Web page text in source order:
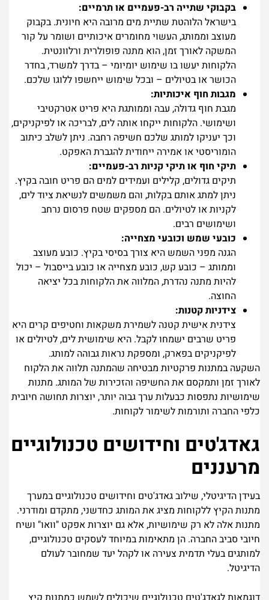
בקבוקי שתייה רב-פעמיים או תרמיים:
בישראל הלוהטת שתיית מים מרובה היא חיונית. בקבוק
מעוצב וממותג, העשוי מחומרים איכותיים ושומר על קור
המשקה לאורך זמן, הוא מתנה פופולרית ורלוונטית.
הלקוחות יעשו בו שימוש יומיומי – בדרך למשרד, בחדר
הכושר או בטיולים – ובכל שימוש ייחשפו ללוגו שלכם.
מגבות חוף איכותיות:
מגבת חוף גדולה, עבה וממותגת היא פריט אטרקטיבי
ושימושי. הלקוחות ייקחו אותה לים, לבריכה או לפיקניקים,
וכך יעניקו למותג שלכם חשיפה רחבה. ניתן לשלב כיתוב
הומוריסטי או אמירה ייחודית להגברת האפקט.
תיקי חוף או תיקי קניות רב-פעמיים:
תיקים גדולים, קלילים ועמידים למים הם פריט חובה בקיץ.
ניתן למתג אותם בקלות, והם משמשים לנשיאת ציוד לים,
לקניות או לטיולים. הם מספקים שטח פרסום נרחב
ושימושים רבים.
כובעי שמש וכובעי מצחייה:
הגנה מפני השמש היא צורך בסיסי בקיץ. כובע מעוצב
וממותג – כובע קש, כובע מצחייה או כובע בייסבול – יכול
להיות מתנה נהדרת, המלווה את הלקוחות בכל יציאה
החוצה.
צידניות קטנות:
צידנית אישית קטנה לשמירת משקאות וחטיפים קרים היא
פריט שרבים ישמחו לקבל. היא שימושית לים, לטיולים או
לפיקניקים בפארק, ומספקת נראות גבוהה למותג.
השקעה במתנות פרקטיות מבטיחה שהמתנה תלווה את הלקוח
לאורך זמן ותמקסם את החשיפה והזכירות של המותג. מתנות
שימושיות נתפסות כבעלות ערך גבוה יותר, יוצרות תחושה חיובית
כלפי החברה ותורמות לשימור לקוחות.
גאדג'טים וחידושים טכנולוגיים
מרעננים
בעידן הדיגיטלי, שילוב גאדג'טים וחידושים טכנולוגיים במערך
מתנות הקיץ ללקוחות מציג את המותג כחדשני, מתקדם ומודרני.
מתנות אלה לא רק שימושיות, אלא גם יוצרות אפקט "וואו" ושיח
חיובי סביב החברה. הן מתאימות במיוחד לעסקים טכנולוגיים,
למותגים בעלי תדמית צעירה או לקהל יעד שמחובר לעולם
הדיגיטל.